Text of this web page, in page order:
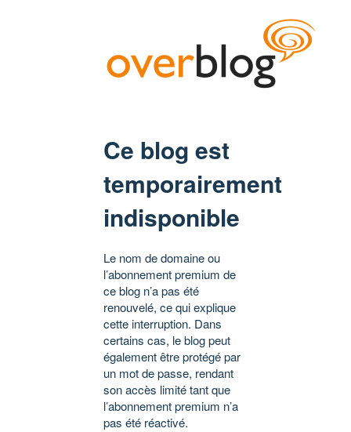
Ce blog est
temporairement
indisponible
Le nom de domaine ou
l’abonnement premium de
ce blog n’a pas été
renouvelé, ce qui explique
cette interruption. Dans
certains cas, le blog peut
également être protégé par
un mot de passe, rendant
son accès limité tant que
l’abonnement premium n’a
pas été réactivé.